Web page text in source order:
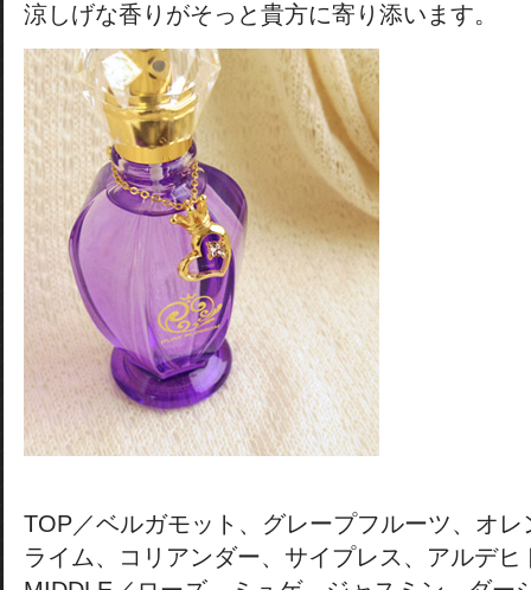
涼しげな香りがそっと貴方に寄り添います。
TOP／ベルガモット、グレープフルーツ、オ
ライム、コリアンダー、サイプレス、アルデヒ